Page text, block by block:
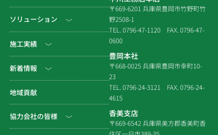
社長挨拶
会社沿革
拠点一覧
企業倫理規定
ソリューション
公共工事
住宅関連
各種連携
施工実績
土木
建築（民間）
新着情報
NEWS & EVENT
メディア掲載
地域貢献
協力会社の皆様
〒669-6201 兵庫県豊岡市竹野町竹
野2508-1
TEL. 0796-47-1120 FAX. 0796-47-
0600
豊岡本社
〒668-0025 兵庫県豊岡市幸町10-
23
TEL. 0796-24-3121 FAX. 0796-24-
4615
香美支店
〒669-6542 兵庫県美方郡香美町香